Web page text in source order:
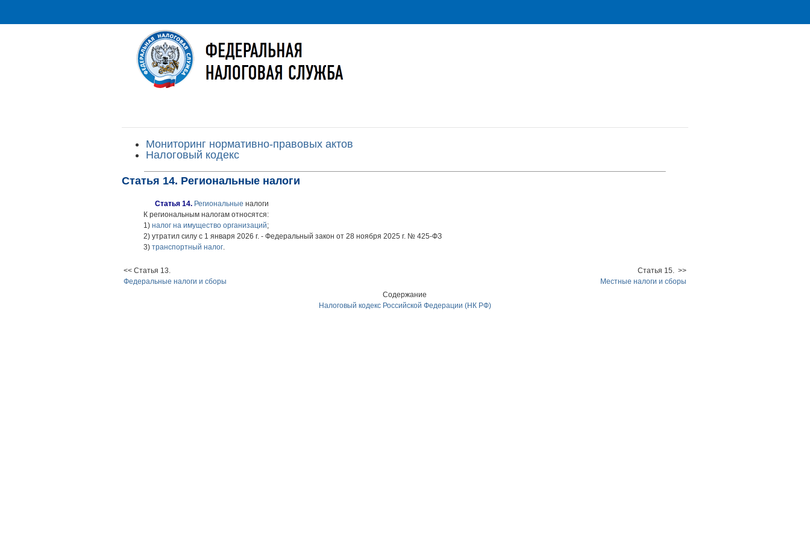
Мониторинг нормативно-правовых актов
Налоговый кодекс
Статья 14. Региональные налоги
Статья 14. Региональные налоги
К региональным налогам относятся:
1) налог на имущество организаций;
2) утратил силу с 1 января 2026 г. - Федеральный закон от 28 ноября 2025 г. № 425-ФЗ
3) транспортный налог.
<< Статья 13.
Федеральные налоги и сборы
Статья 15. >>
Местные налоги и сборы
Содержание
Налоговый кодекс Российской Федерации (НК РФ)